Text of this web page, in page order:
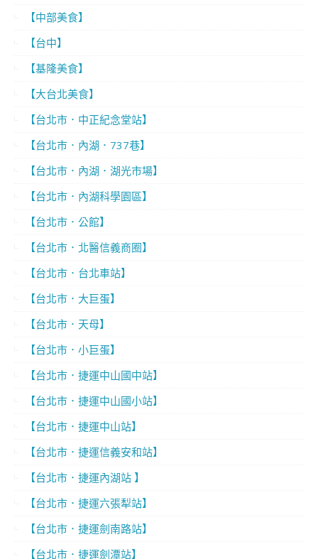
【中部美食】
【台中】
【基隆美食】
【大台北美食】
【台北市．中正紀念堂站】
【台北市．內湖．737巷】
【台北市．內湖．湖光市場】
【台北市．內湖科學園區】
【台北市．公館】
【台北市．北醫信義商圈】
【台北市．台北車站】
【台北市．大巨蛋】
【台北市．天母】
【台北市．小巨蛋】
【台北市．捷運中山國中站】
【台北市．捷運中山國小站】
【台北市．捷運中山站】
【台北市．捷運信義安和站】
【台北市．捷運內湖站 】
【台北市．捷運六張犁站】
【台北市．捷運劍南路站】
【台北市．捷運劍潭站】